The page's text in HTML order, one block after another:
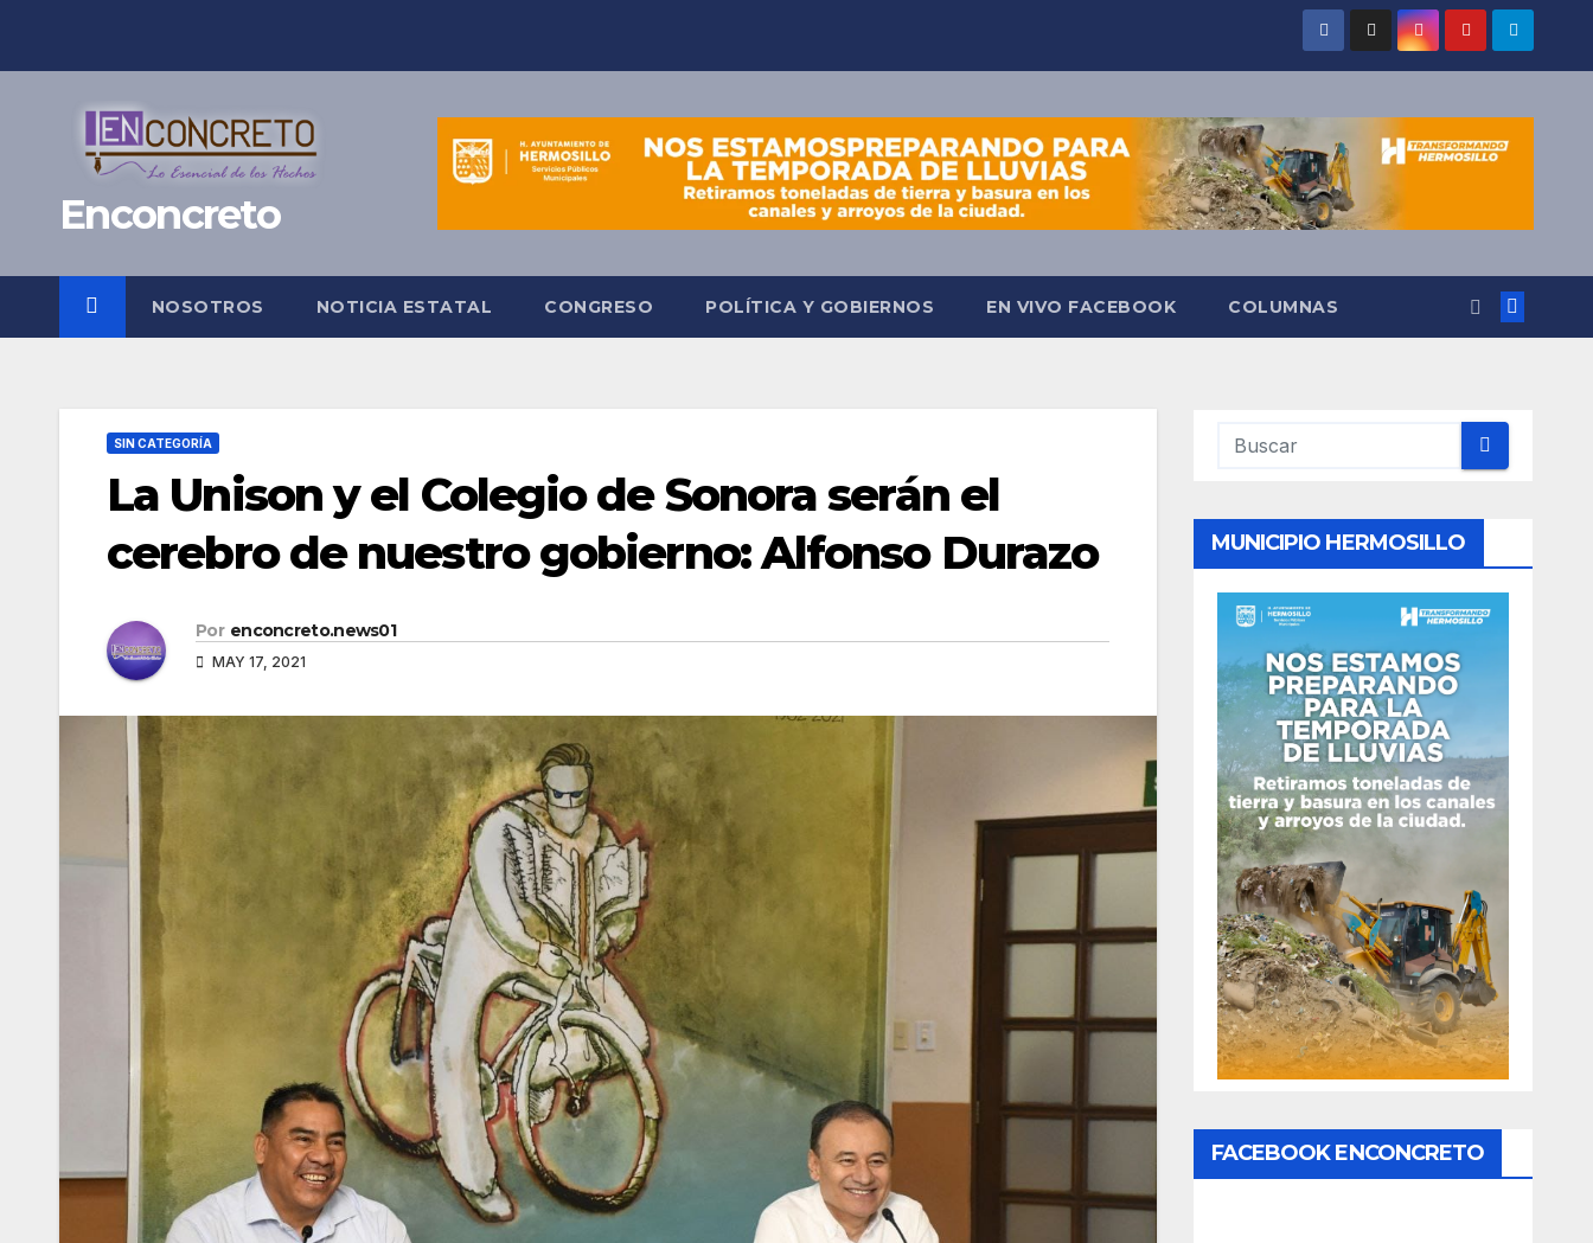
Enconcreto
NOSOTROS NOTICIA ESTATAL CONGRESO POLÍTICA Y GOBIERNOS EN VIVO FACEBOOK COLUMNAS
SIN CATEGORÍA
La Unison y el Colegio de Sonora serán el
cerebro de nuestro gobierno: Alfonso Durazo
Por enconcreto.news01
MAY 17, 2021
MUNICIPIO HERMOSILLO
FACEBOOK ENCONCRETO